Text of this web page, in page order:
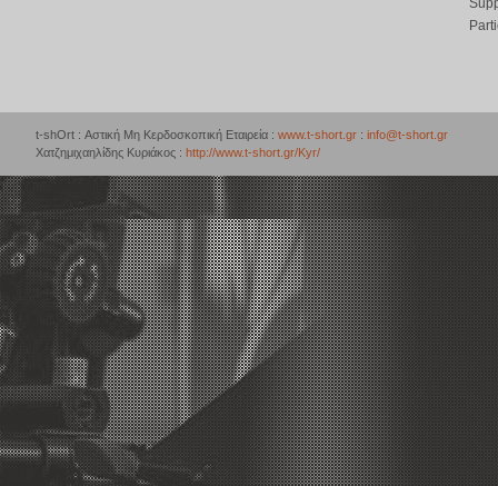
t-shOrt : Αστική Μη Κερδοσκοπική Εταιρεία : www.t-short.gr : info@t-short.gr
Χατζημιχαηλίδης Κυριάκος : http://www.t-short.gr/Kyr/